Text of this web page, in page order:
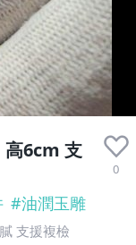
高6cm 支
0
#油潤玉雕
支援複檢